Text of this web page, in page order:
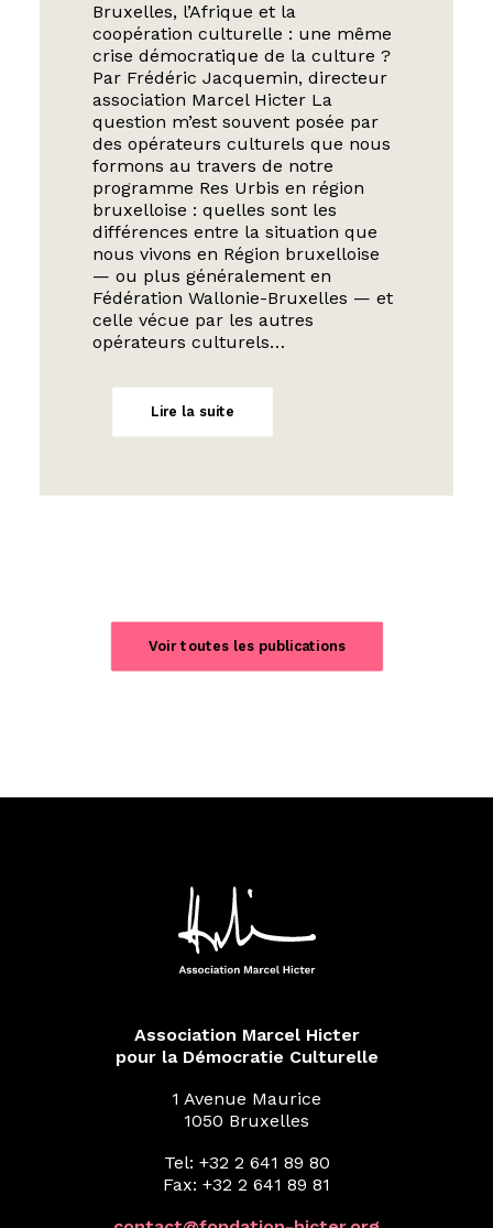
Bruxelles, l’Afrique et la
coopération culturelle : une même
crise démocratique de la culture ?
Par Frédéric Jacquemin, directeur
association Marcel Hicter La
question m’est souvent posée par
des opérateurs culturels que nous
formons au travers de notre
programme Res Urbis en région
bruxelloise : quelles sont les
différences entre la situation que
nous vivons en Région bruxelloise
— ou plus généralement en
Fédération Wallonie-Bruxelles — et
celle vécue par les autres
opérateurs culturels…
Lire la suite
Voir toutes les publications
Association Marcel Hicter
pour la Démocratie Culturelle
1 Avenue Maurice
1050 Bruxelles
Tel: +32 2 641 89 80
Fax: +32 2 641 89 81